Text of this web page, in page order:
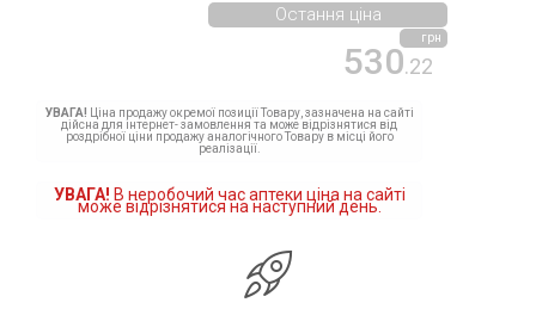
530.22
грн
Остання ціна
УВАГА! Ціна продажу окремої позиції Товару, зазначена на сайті
дійсна для інтернет- замовлення та може відрізнятися від
роздрібної ціни продажу аналогічного Товару в місці його
реалізації.
УВАГА! В неробочий час аптеки ціна на сайті
може відрізнятися на наступний день.